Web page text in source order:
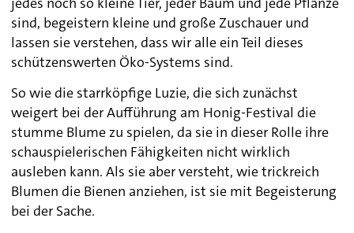
jedes noch so kleine Tier, jeder Baum und jede Pflanze
sind, begeistern kleine und große Zuschauer und
lassen sie verstehen, dass wir alle ein Teil dieses
schützenswerten Öko-Systems sind.
So wie die starrköpfige Luzie, die sich zunächst
weigert bei der Aufführung am Honig-Festival die
stumme Blume zu spielen, da sie in dieser Rolle ihre
schauspielerischen Fähigkeiten nicht wirklich
ausleben kann. Als sie aber versteht, wie trickreich
Blumen die Bienen anziehen, ist sie mit Begeisterung
bei der Sache.